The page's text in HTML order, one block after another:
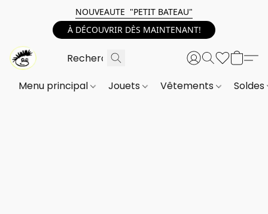
NOUVEAUTE "PETIT BATEAU"
À DÉCOUVRIR DÈS MAINTENANT!
Menu principal Jouets Vêtements Soldes